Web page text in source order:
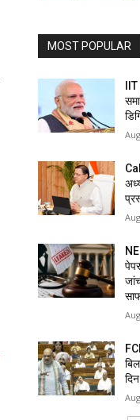
MOST POPULAR